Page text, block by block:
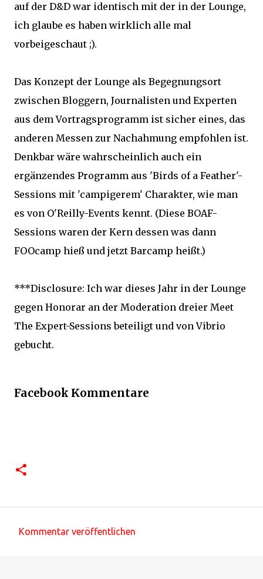
auf der D&D war identisch mit der in der Lounge,
ich glaube es haben wirklich alle mal
vorbeigeschaut ;).
Das Konzept der Lounge als Begegnungsort
zwischen Bloggern, Journalisten und Experten
aus dem Vortragsprogramm ist sicher eines, das
anderen Messen zur Nachahmung empfohlen ist.
Denkbar wäre wahrscheinlich auch ein
ergänzendes Programm aus 'Birds of a Feather'-
Sessions mit 'campigerem' Charakter, wie man
es von O'Reilly-Events kennt. (Diese BOAF-
Sessions waren der Kern dessen was dann
FOOcamp hieß und jetzt Barcamp heißt.)
***Disclosure: Ich war dieses Jahr in der Lounge
gegen Honorar an der Moderation dreier Meet
The Expert-Sessions beteiligt und von Vibrio
gebucht.
Facebook Kommentare
Kommentar veröffentlichen